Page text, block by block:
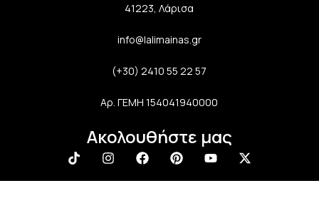
41223, Λάρισα
info@lalimainas.gr
(+30) 2410 55 22 57
Αρ. ΓΕΜΗ 154041940000
Ακολουθήστε μας